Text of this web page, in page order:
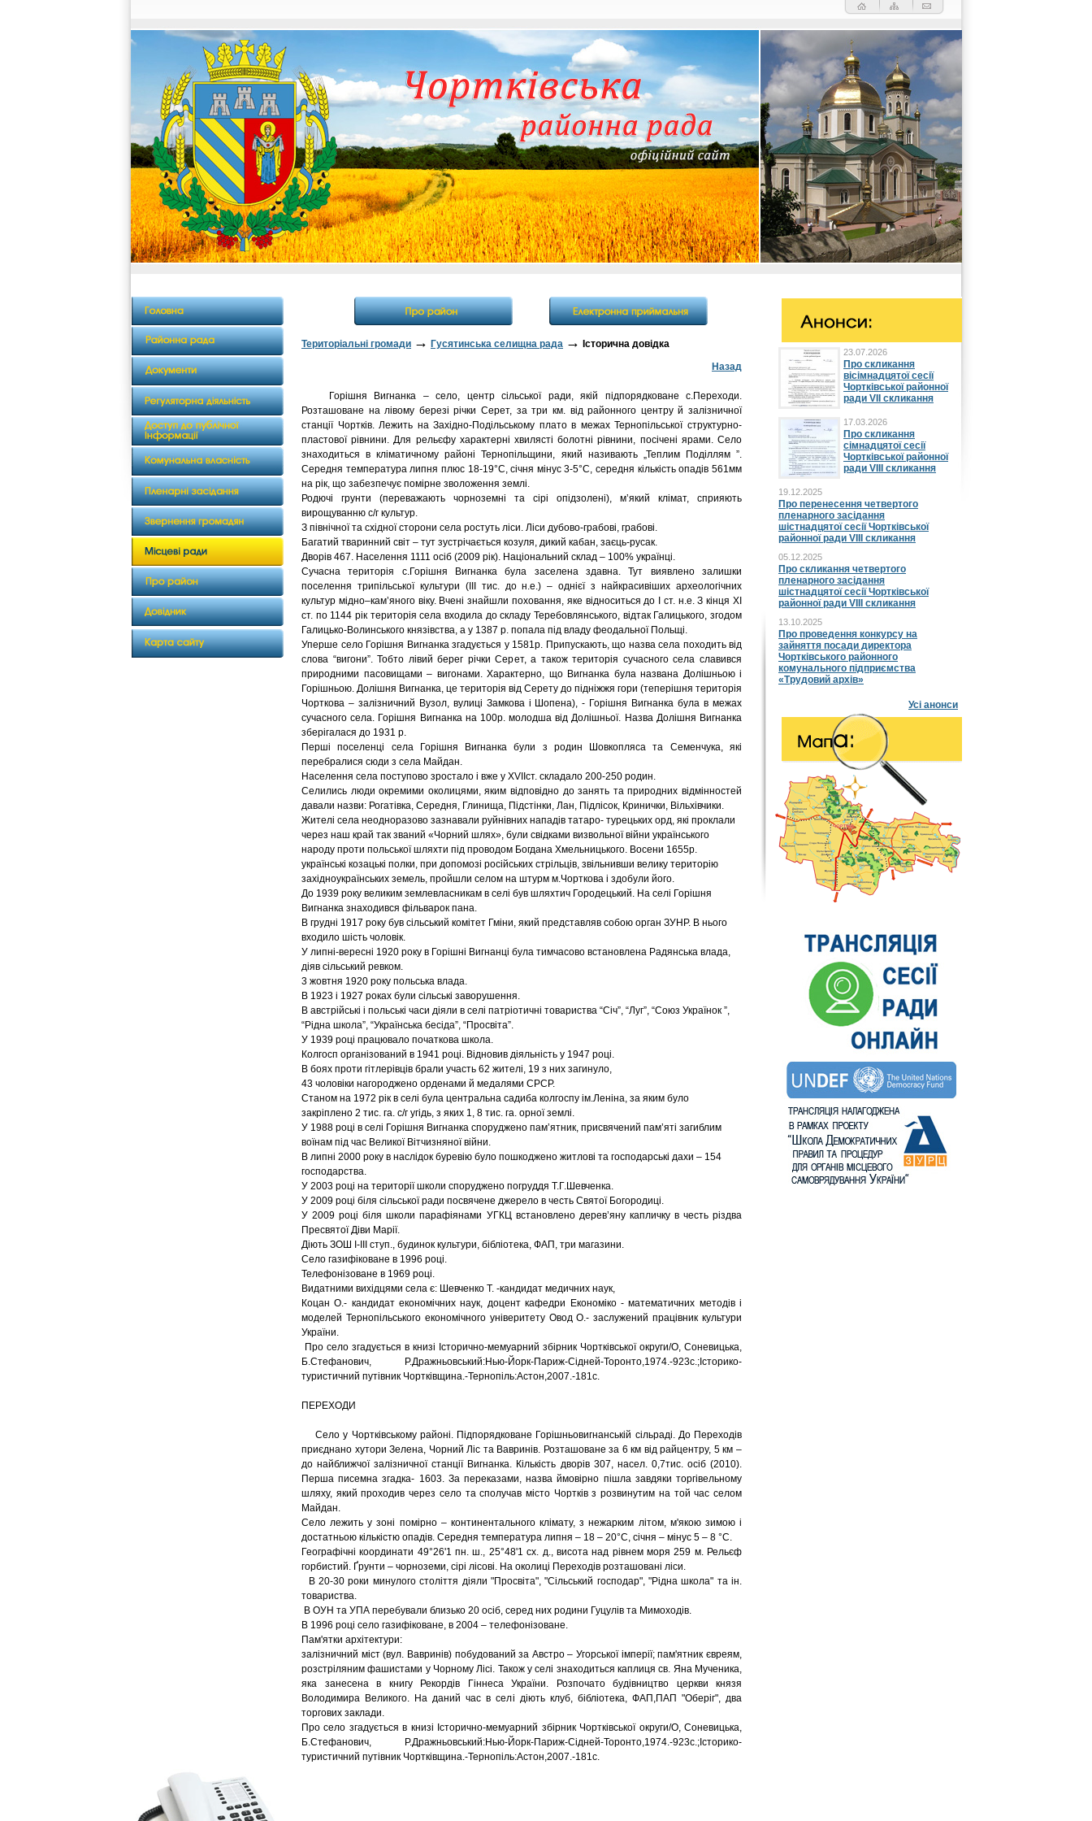
Територіальні громади → Гусятинська селищна рада →
Історична довідка
Назад
Горішня Вигнанка – село, центр сільської ради, якій підпорядковане с.Переходи.
Розташоване на лівому березі річки Серет, за три км. від районного центру й залізничної
станції Чортків. Лежить на Західно-Подільському плато в межах Тернопільської структурно-
пластової рівнини. Для рельєфу характерні хвилясті болотні рівнини, посічені ярами. Село
знаходиться в кліматичному районі Тернопільщини, який називають „Теплим Поділлям ”.
Середня температура липня плюс 18-19°С, січня мінус 3-5°С, середня кількість опадів 561мм
на рік, що забезпечує помірне зволоження землі.
Родючі грунти (переважають чорноземні та сірі опідзолені), м’який клімат, сприяють
вирощуванню с/г культур.
З північної та східної сторони села ростуть ліси. Ліси дубово-грабові, грабові.
Багатий тваринний світ – тут зустрічається козуля, дикий кабан, заєць-русак.
Дворів 467. Населення 1111 осіб (2009 рік). Національний склад – 100% українці.
Сучасна територія с.Горішня Вигнанка була заселена здавна. Тут виявлено залишки
поселення трипільської культури (ІІІ тис. до н.е.) – однієї з найкрасивіших археологічних
культур мідно–кам’яного віку. Вчені знайшли поховання, яке відноситься до І ст. н.е. З кінця ХІ
ст. по 1144 рік територія села входила до складу Теребовлянського, відтак Галицького, згодом
Галицько-Волинського князівства, а у 1387 р. попала під владу феодальної Польщі.
Уперше село Горішня Вигнанка згадується у 1581р. Припускають, що назва села походить від
слова “вигони”. Тобто лівий берег річки Серет, а також територія сучасного села славився
природними пасовищами – вигонами. Характерно, що Вигнанка була названа Долішньою і
Горішньою. Долішня Вигнанка, це територія від Серету до підніжжя гори (теперішня територія
Чорткова – залізничний Вузол, вулиці Замкова і Шопена), - Горішня Вигнанка була в межах
сучасного села. Горішня Вигнанка на 100р. молодша від Долішньої. Назва Долішня Вигнанка
зберігалася до 1931 р.
Перші поселенці села Горішня Вигнанка були з родин Шовкопляса та Семенчука, які
перебралися сюди з села Майдан.
Населення села поступово зростало і вже у ХVIIст. складало 200-250 родин.
Селились люди окремими околицями, яким відповідно до занять та природних відмінностей
давали назви: Рогатівка, Середня, Глинища, Підстінки, Лан, Підлісок, Кринички, Вільхівчики.
Жителі села неодноразово зазнавали руйнівних нападів татаро- турецьких орд, які проклали
через наш край так званий «Чорний шлях», були свідками визвольної війни українського
народу проти польської шляхти під проводом Богдана Хмельницького. Восени 1655р.
українські козацькі полки, при допомозі російських стрільців, звільнивши велику територію
західноукраїнських земель, пройшли селом на штурм м.Чорткова і здобули його.
До 1939 року великим землевласникам в селі був шляхтич Городецький. На селі Горішня
Вигнанка знаходився фільварок пана.
В грудні 1917 року був сільський комітет Гміни, який представляв собою орган ЗУНР. В нього
входило шість чоловік.
У липні-вересні 1920 року в Горішні Вигнанці була тимчасово встановлена Радянська влада,
діяв сільський ревком.
3 жовтня 1920 року польська влада.
В 1923 і 1927 роках були сільські заворушення.
В австрійські і польські часи діяли в селі патріотичні товариства “Січ”, “Луг”, “Союз Українок ”,
“Рідна школа”, “Українська бесіда”, “Просвіта”.
У 1939 році працювало початкова школа.
Колгосп організований в 1941 році. Відновив діяльність у 1947 році.
В боях проти гітлерівців брали участь 62 жителі, 19 з них загинуло,
43 чоловіки нагороджено орденами й медалями СРСР.
Станом на 1972 рік в селі була центральна садиба колгоспу ім.Леніна, за яким було
закріплено 2 тис. га. с/г угідь, з яких 1, 8 тис. га. орної землі.
У 1988 році в селі Горішня Вигнанка споруджено пам’ятник, присвячений пам’яті загиблим
воїнам під час Великої Вітчизняної війни.
В липні 2000 року в наслідок буревію було пошкоджено житлові та господарські дахи – 154
господарства.
У 2003 році на території школи споруджено погруддя Т.Г.Шевченка.
У 2009 році біля сільської ради посвячене джерело в честь Святої Богородиці.
У 2009 році біля школи парафіянами УГКЦ встановлено дерев’яну капличку в честь різдва
Пресвятої Діви Марії.
Діють ЗОШ І-ІІІ ступ., будинок культури, бібліотека, ФАП, три магазини.
Село газифіковане в 1996 році.
Телефонізоване в 1969 році.
Видатними вихідцями села є: Шевченко Т. -кандидат медичних наук,
Коцан О.- кандидат економічних наук, доцент кафедри Економіко - математичних методів і
моделей Тернопільського економічного універитету Овод О.- заслужений працівник культури
України.
Про село згадується в книзі Історично-мемуарний збірник Чортківської округи/О, Соневицька,
Б.Стефанович, Р.Дражньовський:Нью-Йорк-Париж-Сідней-Торонто,1974.-923с.;Історико-
туристичний путівник Чортківщина.-Тернопіль:Астон,2007.-181с.
ПЕРЕХОДИ
Село у Чортківському районі. Підпорядковане Горішньовигнанській сільраді. До Переходів
приєднано хутори Зелена, Чорний Ліс та Вавринів. Розташоване за 6 км від райцентру, 5 км –
до найближчої залізничної станції Вигнанка. Кількість дворів 307, насел. 0,7тис. осіб (2010).
Перша писемна згадка- 1603. За переказами, назва ймовірно пішла завдяки торгівельному
шляху, який проходив через село та сполучав місто Чортків з розвинутим на той час селом
Майдан.
Село лежить у зоні помірно – континентального клімату, з нежарким літом, м'якою зимою і
достатньою кількістю опадів. Середня температура липня – 18 – 20°С, січня – мінус 5 – 8 °С.
Географічні координати 49°26'1 пн. ш., 25°48'1 сх. д., висота над рівнем моря 259 м. Рельєф
горбистий. Ґрунти – чорноземи, сірі лісові. На околиці Переходів розташовані ліси.
В 20-30 роки минулого століття діяли "Просвіта", "Сільський господар", "Рідна школа" та ін.
товариства.
В ОУН та УПА перебували близько 20 осіб, серед них родини Гуцулів та Мимоходів.
В 1996 році село газифіковане, в 2004 – телефонізоване.
Пам'ятки архітектури:
залізничний міст (вул. Вавринів) побудований за Австро – Угорської імперії; пам'ятник євреям,
розстріляним фашистами у Чорному Лісі. Також у селі знаходиться каплиця св. Яна Мученика,
яка занесена в книгу Рекордів Гіннеса України. Розпочато будівництво церкви князя
Володимира Великого. На даний час в селі діють клуб, бібліотека, ФАП,ПАП "Оберіг", два
торгових заклади.
Про село згадується в книзі Історично-мемуарний збірник Чортківської округи/О, Соневицька,
Б.Стефанович, Р.Дражньовський:Нью-Йорк-Париж-Сідней-Торонто,1974.-923с.;Історико-
туристичний путівник Чортківщина.-Тернопіль:Астон,2007.-181с.
23.07.2026
Про скликання
вісімнадцятої сесії
Чортківської районної
ради VII скликання
17.03.2026
Про скликання
сімнадцятої сесії
Чортківської районної
ради VIII скликання
19.12.2025
Про перенесення четвертого
пленарного засідання
шістнадцятої сесії Чортківської
районної ради VIII скликання
05.12.2025
Про скликання четвертого
пленарного засідання
шістнадцятої сесії Чортківської
районної ради VIII скликання
13.10.2025
Про проведення конкурсу на
зайняття посади директора
Чортківського районного
комунального підприємства
«Трудовий архів»
Усі анонси